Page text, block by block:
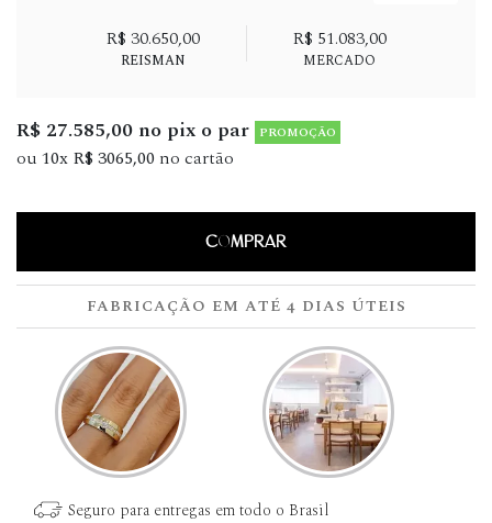
R$ 30.650,00
REISMAN
R$ 51.083,00
MERCADO
R$ 27.585,00 no pix o par PROMOÇÃO
ou 10x R$ 3065,00 no cartão
COMPRAR
FABRICAÇÃO EM ATÉ 4 DIAS ÚTEIS
Seguro para entregas em todo o Brasil